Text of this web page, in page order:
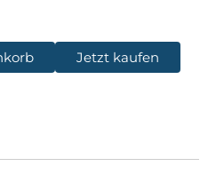
Jetzt kaufen